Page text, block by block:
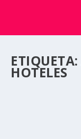
HOTELES